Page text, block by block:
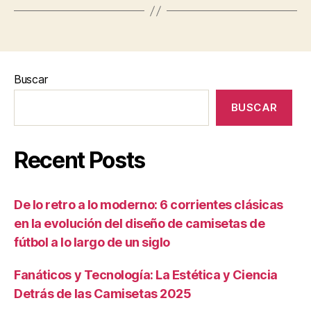
Buscar
BUSCAR
Recent Posts
De lo retro a lo moderno: 6 corrientes clásicas
en la evolución del diseño de camisetas de
fútbol a lo largo de un siglo
Fanáticos y Tecnología: La Estética y Ciencia
Detrás de las Camisetas 2025